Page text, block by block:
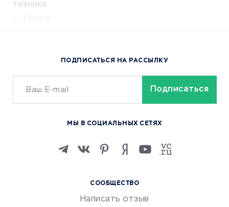
техника
Спорт
Сервисы доставки
ОБУЧЕНИЕ И РАБОТА
Изучение иностранных
Маркетинг и продажи
Репетиторство
СООБЩЕСТВО
Написать отзыв
ПОДПИСАТЬСЯ НА РАССЫЛКУ
МЫ В СОЦИАЛЬНЫХ СЕТЯХ